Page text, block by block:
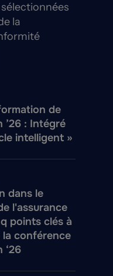
la
de
’26 : Intégré
intelligent »
dans le
l'assurance
points clés à
la conférence
‘26